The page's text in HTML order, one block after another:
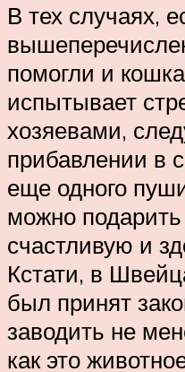
В тех случаях,
помогли и
испытывает
хозяевами,
прибавлении в
еще одного
можно
счастливую и
Кстати, в
был принят
заводить не
как это